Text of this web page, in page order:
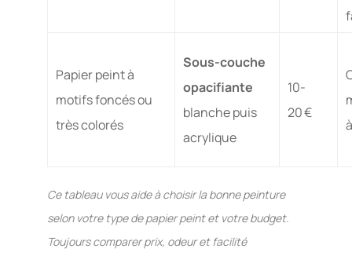
Papier peint à
motifs foncés ou
très colorés
Sous-couche
opacifiante
blanche puis
acrylique
10-
20 €
Ce tableau vous aide à choisir la bonne peinture
selon votre type de papier peint et votre budget.
Toujours comparer prix, odeur et facilité